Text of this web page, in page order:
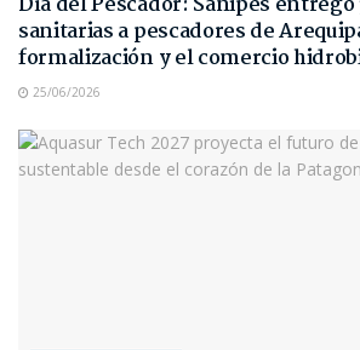
sanitarias a pescadores de
formalización y el comercio
25/06/2026